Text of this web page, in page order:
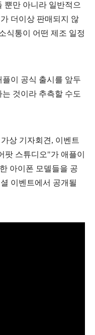
뿐만 아니라 일반적으
더이상 판매되지 않
식통이 어떤 제조 일정
이 공식 출시를 앞두
는 것이라 추측할 수도
상 기자회견, 이벤트
팟 스튜디오"가 애플이
아이폰 모델들을 공
이벤트에서 공개될